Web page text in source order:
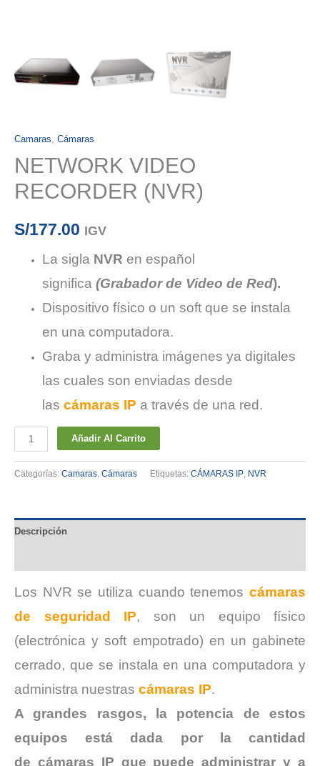
Camaras Cámaras
NETWORK VIDEO
RECORDER (NVR)
S/177.00 IGV
La sigla NVR en español
significa (Grabador de Video de Red).
Dispositivo físico o un soft que se instala
en una computadora.
Graba y administra imágenes ya digitales
las cuales son enviadas desde
las cámaras IP a través de una red.
NETWORK
VIDEO
RECORDER
Añadir Al Carrito
Categorías: Camaras Cámaras Etiquetas: CÁMARAS IP NVR
Descripción
Los NVR se utiliza cuando tenemos cámaras
de seguridad IP, son un equipo físico
(electrónica y soft empotrado) en un gabinete
cerrado, que se instala en una computadora y
administra nuestras cámaras IP.
A grandes rasgos, la potencia de estos
equipos está dada por la cantidad
de cámaras IP que puede administrar y a